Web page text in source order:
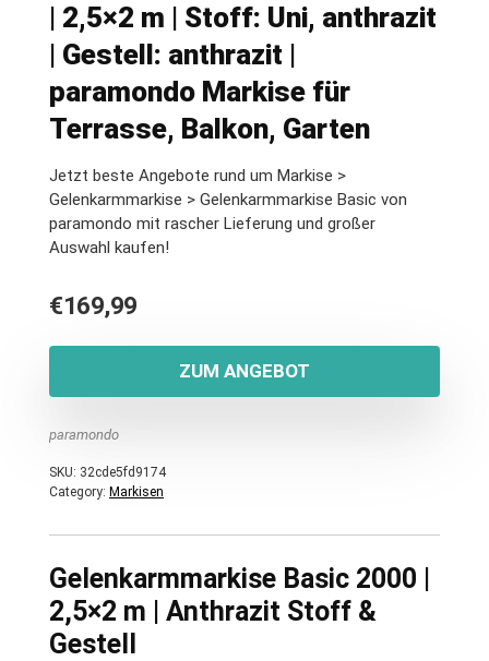
| 2,5×2 m | Stoff: Uni, anthrazit
| Gestell: anthrazit |
paramondo Markise für
Terrasse, Balkon, Garten
Jetzt beste Angebote rund um Markise >
Gelenkarmmarkise > Gelenkarmmarkise Basic von
paramondo mit rascher Lieferung und großer
Auswahl kaufen!
€169,99
ZUM ANGEBOT
paramondo
SKU: 32cde5fd9174
Category: Markisen
Gelenkarmmarkise Basic 2000 |
2,5×2 m | Anthrazit Stoff &
Gestell